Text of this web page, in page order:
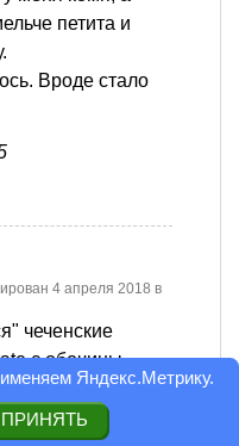
петита и
Вроде стало
4 апреля 2018 в
чеченские
с обочины...
1-м, ни со 2-м, ни с
Яндекс.Метрику.
ПРИНЯТЬ